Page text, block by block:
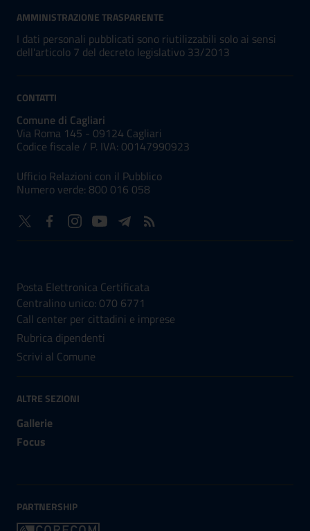
AMMINISTRAZIONE TRASPARENTE
I dati personali pubblicati sono riutilizzabili solo ai sensi
dell'articolo 7 del decreto legislativo 33/2013
CONTATTI
Comune di Cagliari
Via Roma 145 - 09124 Cagliari
Codice fiscale / P. IVA: 00147990923
Ufficio Relazioni con il Pubblico
Numero verde: 800 016 058
Posta Elettronica Certificata
Centralino unico: 070 6771
Call center per cittadini e imprese
Rubrica dipendenti
Scrivi al Comune
ALTRE SEZIONI
Gallerie
Focus
PARTNERSHIP